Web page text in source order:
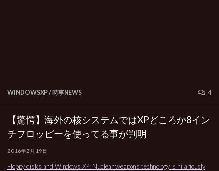
WINDOWSXP/時事NEWS 4
【驚愕】海外の核システムではXPどころか8イン
チフロッピーを使ってる事が判明
2016年2月19日
Floppy disks and Windows XP: Nuclear weapons technology is hilariously